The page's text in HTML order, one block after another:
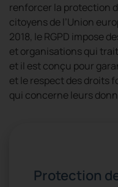
renforcer la protection
citoyens de l’Union
2018, le RGPD impose
et organisations qui
et il est conçu pour
et le respect des droits
qui concerne leurs
Protection